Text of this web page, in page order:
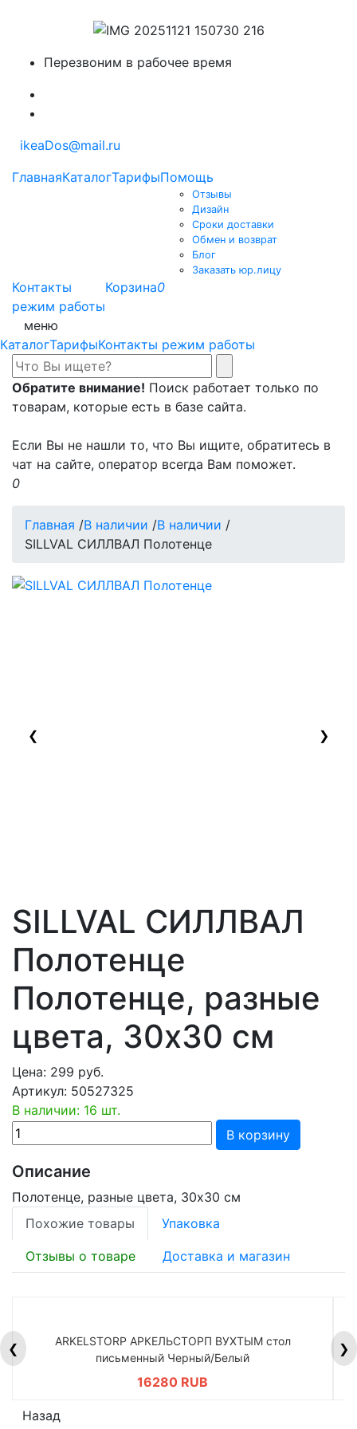
Перезвоним в рабочее время
ikeaDos@mail.ru
ГлавнаяКаталогТарифыПомощь
Отзывы
Дизайн
Сроки доставки
Обмен и возврат
Блог
Заказать юр.лицу
Контакты
режим работы
Корзина0
меню
КаталогТарифыКонтакты режим работы
Обратите внимание! Поиск работает только по
товарам, которые есть в базе сайта.
Если Вы не нашли то, что Вы ищите, обратитесь в
чат на сайте, оператор всегда Вам поможет.
0
Главная /В наличии /В наличии /
SILLVAL СИЛЛВАЛ Полотенце
❮ ❯
SILLVAL СИЛЛВАЛ
Полотенце
Полотенце, разные
цвета, 30x30 см
Цена: 299 руб.
Артикул: 50527325
В наличии: 16 шт.
В корзину
Описание
Полотенце, разные цвета, 30x30 см
Похожие товары
Упаковка
Отзывы о товаре Доставка и магазин
❮
ARKELSTORP АРКЕЛЬСТОРП ВУХТЫМ стол
письменный Черный/Белый
16280 RUB
❯
Назад